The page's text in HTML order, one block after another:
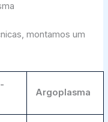
montamos um
Argoplasma